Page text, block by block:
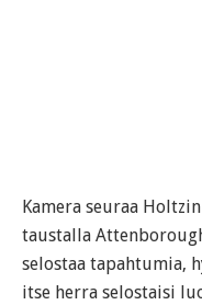
Kamera seuraa
taustalla
selostaa tapahtumia,
itse herra selostaisi